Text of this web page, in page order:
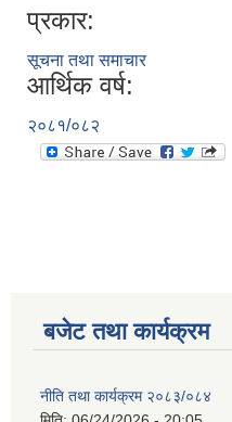
प्रकार:
सूचना तथा समाचार
आर्थिक वर्ष:
२०८१/०८२
बजेट तथा कार्यक्रम
नीति तथा कार्यक्रम २०८३/०८४